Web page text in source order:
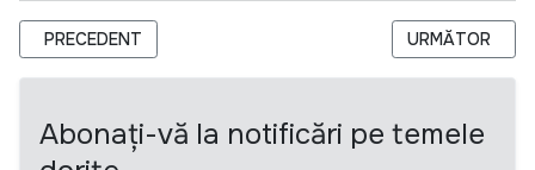
ARTICOL PRECEDENT: THE U.S. EMBASSY IN CHISINAU IS
PRECEDENT ARTICOLUL
URMĂTOR
Abonați-vă la notificări pe temele